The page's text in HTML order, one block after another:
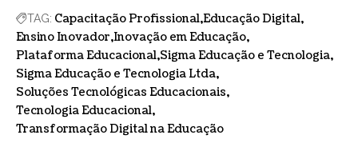
TAG: Capacitação Profissional Educação Digital
Ensino Inovador Inovação em Educação
Plataforma Educacional Sigma Educação e Tecnologia
Sigma Educação e Tecnologia Ltda
Soluções Tecnológicas Educacionais
Tecnologia Educacional
Transformação Digital na Educação